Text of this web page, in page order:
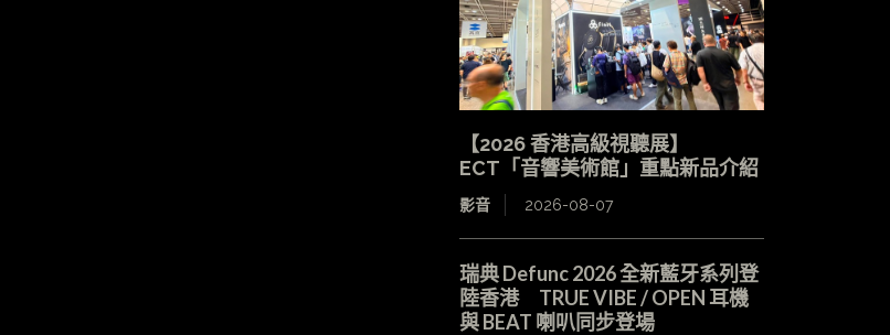
【2026 香港高級視聽展】
ECT「音響美術館」重點新品介紹
影音 2026-08-07
瑞典 Defunc 2026 全新藍牙系列登
陸香港 TRUE VIBE / OPEN 耳機
與 BEAT 喇叭同步登場